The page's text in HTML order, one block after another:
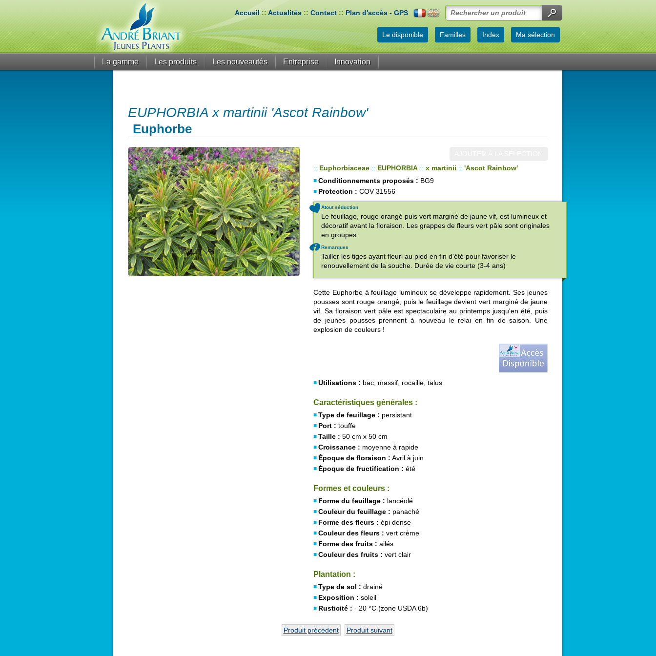
Accueil::Actualités :: Contact :: Plan d'accès - GPS
Le disponible Familles Index Ma sélection
La gamme Les produits Les nouveautés Entreprise Innovation
EUPHORBIA x martinii 'Ascot Rainbow'
Euphorbe
:: Euphorbiaceae :: EUPHORBIA :: x martinii :: 'Ascot Rainbow'
Conditionnements proposés : BG9
Protection : COV 31556
Atout séduction
Le feuillage, rouge orangé puis vert marginé de jaune vif, est lumineux et
décoratif avant la floraison. Les grappes de fleurs vert pâle sont originales
en groupes.
Remarques
Tailler les tiges ayant fleuri au pied en fin d'été pour favoriser le
renouvellement de la souche. Durée de vie courte (3-4 ans)
Cette Euphorbe à feuillage lumineux se développe rapidement. Ses jeunes
pousses sont rouge orangé, puis le feuillage devient vert marginé de jaune
vif. Sa floraison vert pâle est spectaculaire au printemps jusqu'en été, puis
de jeunes pousses prennent à nouveau le relai en fin de saison. Une
explosion de couleurs !
Utilisations : bac, massif, rocaille, talus
Caractéristiques générales :
Type de feuillage : persistant
Port : touffe
Taille : 50 cm x 50 cm
Croissance : moyenne à rapide
Époque de floraison : Avril à juin
Époque de fructification : été
Formes et couleurs :
Forme du feuillage : lancéolé
Couleur du feuillage : panaché
Forme des fleurs : épi dense
Couleur des fleurs : vert crème
Forme des fruits : ailés
Couleur des fruits : vert clair
Plantation :
Type de sol : drainé
Exposition : soleil
Rusticité : - 20 °C (zone USDA 6b)
Produit précédent Produit suivant